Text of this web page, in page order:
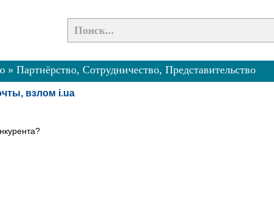
» Партнёрство, Сотрудничество, Представительство
взлом i.ua